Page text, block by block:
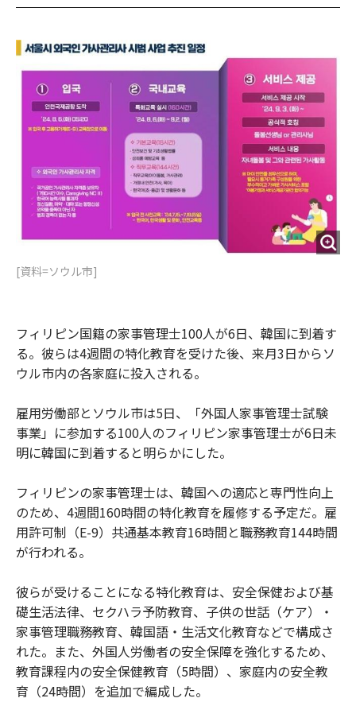
c
o
o
k
i
e
r
o
u
o
n
[資料=ソウル市]
フィリピン国籍の家事管理士100人が6日、韓国に到着す
る。彼らは4週間の特化教育を受けた後、来月3日からソ
ウル市内の各家庭に投入される。
雇用労働部とソウル市は5日、「外国人家事管理士試験
事業」に参加する100人のフィリピン家事管理士が6日未
明に韓国に到着すると明らかにした。
フィリピンの家事管理士は、韓国への適応と専門性向上
のため、4週間160時間の特化教育を履修する予定だ。雇
用許可制（E-9）共通基本教育16時間と職務教育144時間
が行われる。
彼らが受けることになる特化教育は、安全保健および基
礎生活法律、セクハラ予防教育、子供の世話（ケア）・
家事管理職務教育、韓国語・生活文化教育などで構成さ
れた。また、外国人労働者の安全保障を強化するため、
教育課程内の安全保健教育（5時間）、家庭内の安全教
育（24時間）を追加で編成した。